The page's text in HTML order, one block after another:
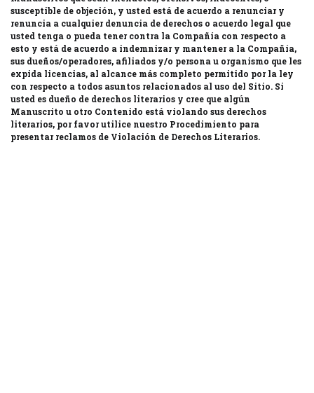
susceptible de objeción, y usted está de acuerdo a renunciar y
renuncia a cualquier denuncia de derechos o acuerdo legal que
usted tenga o pueda tener contra la Compañía con respecto a
esto y está de acuerdo a indemnizar y mantener a la Compañía,
sus dueños/operadores, afiliados y/o persona u organismo que les
expida licencias, al alcance más completo permitido por la ley
con respecto a todos asuntos relacionados al uso del Sitio. Si
usted es dueño de derechos literarios y cree que algún
Manuscrito u otro Contenido está violando sus derechos
literarios, por favor utilice nuestro Procedimiento para
presentar reclamos de Violación de Derechos Literarios.